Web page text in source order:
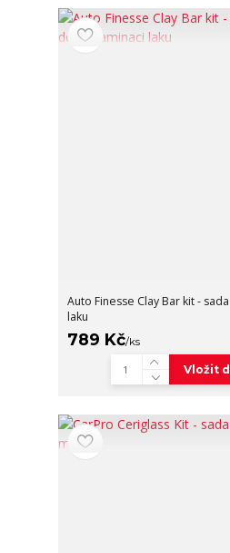
Auto Finesse Clay Bar kit -
laku
789 Kč/ks
Vložit